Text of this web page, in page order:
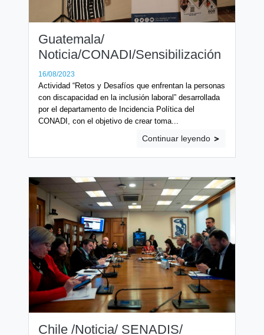
Guatemala/
Noticia/CONADI/Sensibilización
16/08/2023
Actividad “Retos y Desafíos que enfrentan la personas
con discapacidad en la inclusión laboral” desarrollada
por el departamento de Incidencia Política del
CONADI, con el objetivo de crear toma...
Continuar leyendo
Chile /Noticia/ SENADIS/